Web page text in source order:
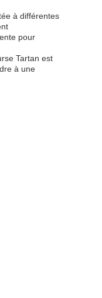
à différentes
pour
Tartan est
à une